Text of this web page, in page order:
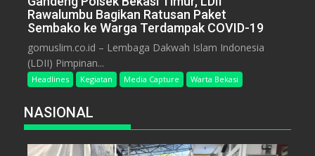
Rawalumbu Bagikan Ratusan Paket
Sembako ke Warga Terdampak COVID-19
gomuslim.co.id – Lembaga Dakwah Islam Indonesia
(LDII) Pimpinan...
Headlines Kegiatan Media Capture Warta Bekasi
NASIONAL